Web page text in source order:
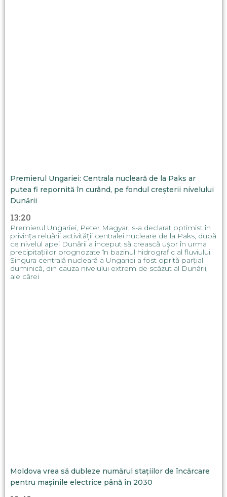
Premierul Ungariei: Centrala nucleară de la Paks ar
putea fi repornită în curând, pe fondul creșterii nivelului
Dunării
13:20
Premierul Ungariei, Peter Magyar, s-a declarat optimist în
privința reluării activității centralei nucleare de la Paks, după
ce nivelul apei Dunării a început să crească ușor în urma
precipitațiilor prognozate în bazinul hidrografic al fluviului.
Singura centrală nucleară a Ungariei a fost oprită parțial
duminică, din cauza nivelului extrem de scăzut al Dunării,
ale cărei
Moldova vrea să dubleze numărul stațiilor de încărcare
pentru mașinile electrice până în 2030